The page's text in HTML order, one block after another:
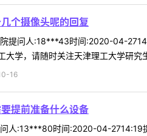
个摄像头呢的回复
提问人:18***43时间:2020-04-
学，请随时关注天津理工大学研究
16
提前准备什么设备
人:13***80时间:2020-04-2714:19